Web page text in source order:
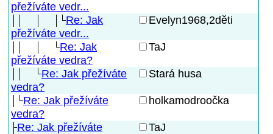
přežíváte vedr...
Re: Jak
přežíváte vedr...
Evelyn1968,2děti
Re: Jak
přežíváte vedra?
TaJ
Re: Jak přežíváte
vedra?
Stará husa
Re: Jak přežíváte
vedra?
holkamodroočka
Re: Jak přežíváte
TaJ